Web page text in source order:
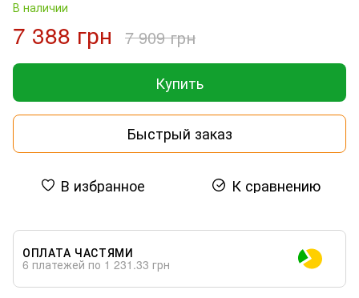
В наличии
7 388 грн 7 909 грн
Купить
Быстрый заказ
В избранное К сравнению
ОПЛАТА ЧАСТЯМИ
6 платежей по 1 231.33 грн